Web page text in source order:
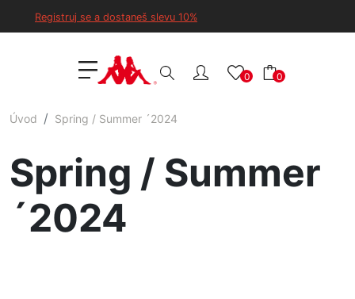
Registruj se a dostaneš slevu 10%
0 0
Úvod Spring / Summer ´2024
Spring / Summer
´2024